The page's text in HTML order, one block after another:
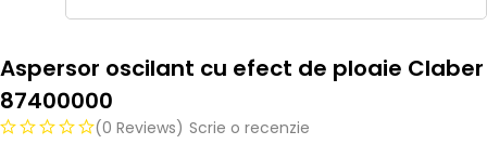
Aspersor oscilant cu efect de ploaie Claber
87400000
(0 Reviews) Scrie o recenzie